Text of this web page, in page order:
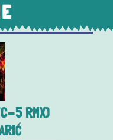
5 RMX)